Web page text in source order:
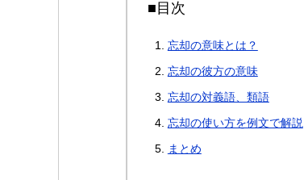
■目次
忘却の意味とは？
忘却の彼方の意味
忘却の対義語、類語
忘却の使い方を例文で解説
まとめ